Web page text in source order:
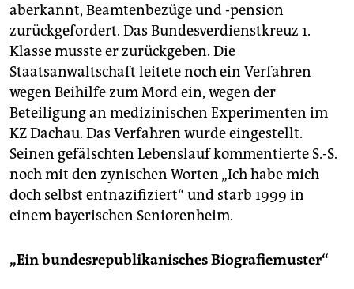
aberkannt, Beamtenbezüge und -pension
zurückgefordert. Das Bundesverdienstkreuz 1.
Klasse musste er zurückgeben. Die
Staatsanwaltschaft leitete noch ein Verfahren
wegen Beihilfe zum Mord ein, wegen der
Beteiligung an medizinischen Experimenten im
KZ Dachau. Das Verfahren wurde eingestellt.
Seinen gefälschten Lebenslauf kommentierte S.-S.
noch mit den zynischen Worten „Ich habe mich
doch selbst entnazifiziert“ und starb 1999 in
einem bayerischen Seniorenheim.
„Ein bundesrepublikanisches Biografiemuster“